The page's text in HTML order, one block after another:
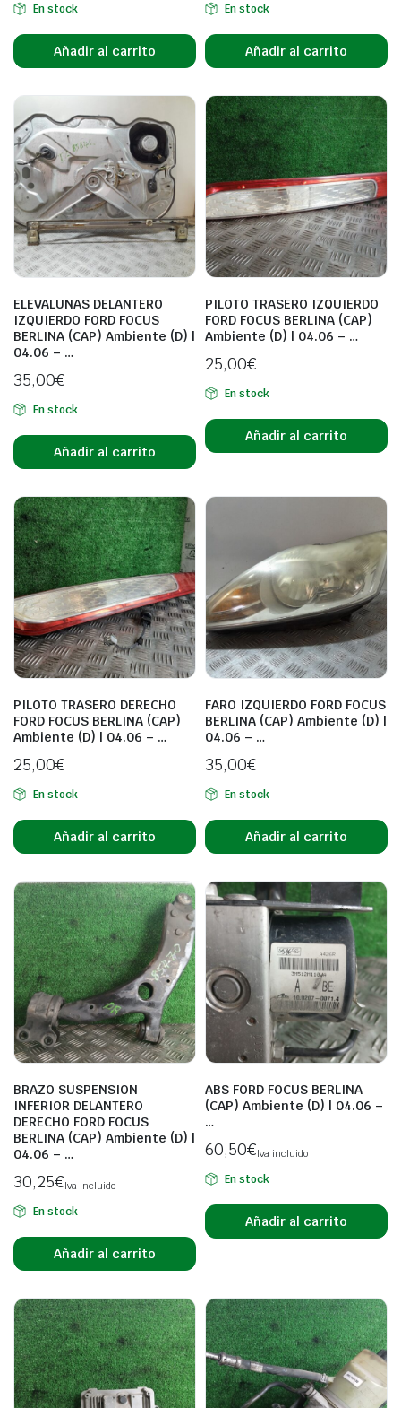
En stock
Añadir al carrito
En stock
Añadir al carrito
ELEVALUNAS DELANTERO
IZQUIERDO FORD FOCUS
BERLINA (CAP) Ambiente (D) |
04.06 – …
35,00€
En stock
Añadir al carrito
PILOTO TRASERO IZQUIERDO
FORD FOCUS BERLINA (CAP)
Ambiente (D) | 04.06 – …
25,00€
En stock
Añadir al carrito
PILOTO TRASERO DERECHO
FORD FOCUS BERLINA (CAP)
Ambiente (D) | 04.06 – …
25,00€
En stock
Añadir al carrito
FARO IZQUIERDO FORD FOCUS
BERLINA (CAP) Ambiente (D) |
04.06 – …
35,00€
En stock
Añadir al carrito
BRAZO SUSPENSION
INFERIOR DELANTERO
DERECHO FORD FOCUS
BERLINA (CAP) Ambiente (D) |
04.06 – …
30,25€Iva incluido
En stock
Añadir al carrito
ABS FORD FOCUS BERLINA
(CAP) Ambiente (D) | 04.06 –
…
60,50€Iva incluido
En stock
Añadir al carrito